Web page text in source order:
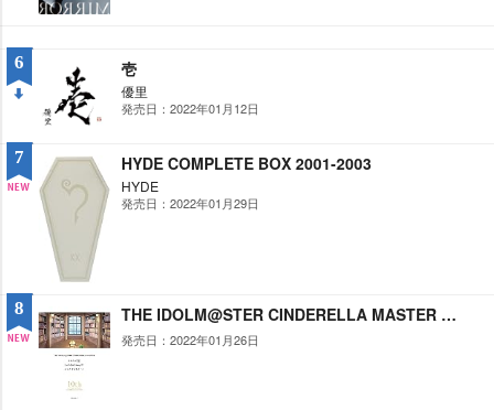
6
WN
壱
優里
発売日：2022年01月12日
7 HYDE COMPLETE BOX 2001-2003
HYDE
発売日：2022年01月29日
8 THE IDOLM@STER CINDERELLA MASTER キセキの証 & Let’s Sail Away!!! & ココカラミライヘ! シンデレラガール総選挙10周年記念特別限定版
発売日：2022年01月26日